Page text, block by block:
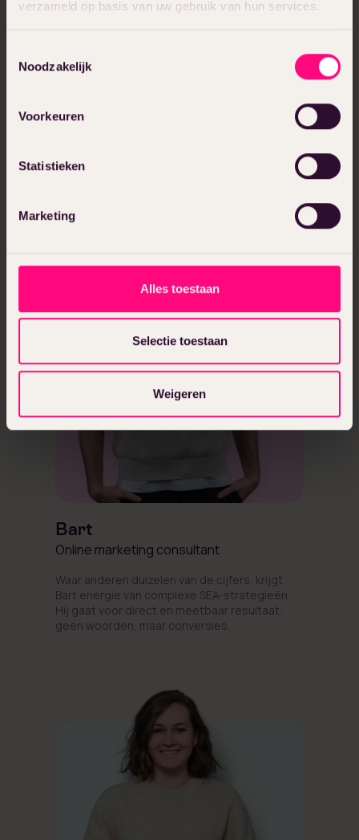
verzameld op basis van uw gebruik van hun services.
Noodzakelijk
Voorkeuren
Statistieken
Marketing
Alles toestaan
Selectie toestaan
Weigeren
Janneke
Houdt met haar horeca-achtergrond alle
Janneke ben je in de allerbeste handen.
Bart
Online marketing consultant
Waar anderen duizelen van de cijfers, krijgt
Bart energie van complexe SEA-strategieën.
Hij gaat voor direct en meetbaar resultaat:
geen woorden, maar conversies.